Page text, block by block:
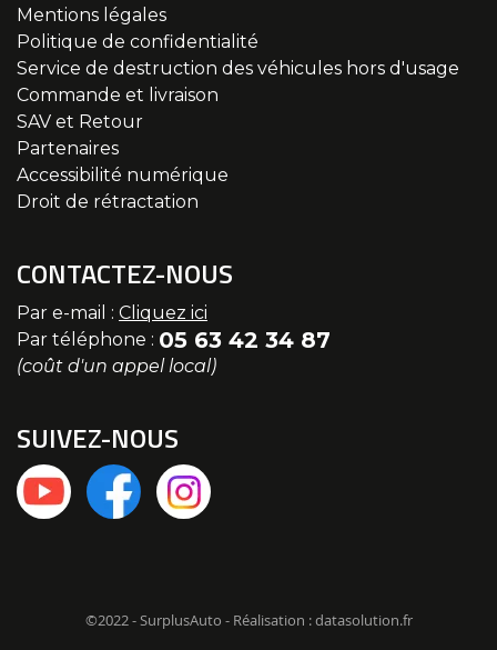
Mentions légales
Politique de confidentialité
Service de destruction des véhicules hors d'usage
Commande et livraison
SAV et Retour
Partenaires
Accessibilité numérique
Droit de rétractation
CONTACTEZ-NOUS
Par e-mail : Cliquez ici
Par téléphone : 05 63 42 34 87
(coût d'un appel local)
SUIVEZ-NOUS
©2022 - SurplusAuto - Réalisation : datasolution.fr